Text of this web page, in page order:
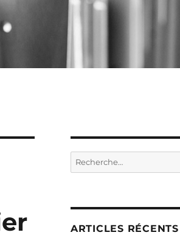
Recherche
pour :
ARTICLES RÉCENTS